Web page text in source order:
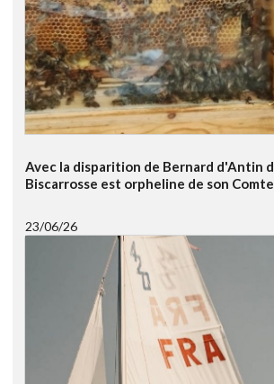
Avec la disparition de Bernard d'Antin
Biscarrosse est orpheline de son
23/06/26